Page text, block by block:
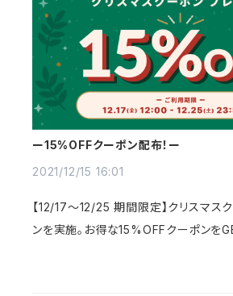
ー15%OFFクーポン配布！ー
2021/12/15 16:01
【12/17～12/25 期間限定】クリスマス
ンを実施。お得な15%OFFクーポン